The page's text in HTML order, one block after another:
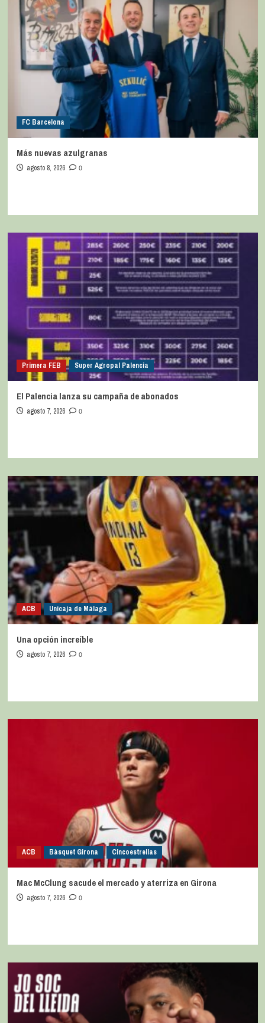
FC Barcelona
Más nuevas azulgranas
agosto 8, 2026 0
Primera FEB Super Agropal Palencia
El Palencia lanza su campaña de abonados
agosto 7, 2026 0
ACB Unicaja de Málaga
Una opción increíble
agosto 7, 2026 0
ACB Bàsquet Girona Cincoestrellas
Mac McClung sacude el mercado y aterriza en Girona
agosto 7, 2026 0